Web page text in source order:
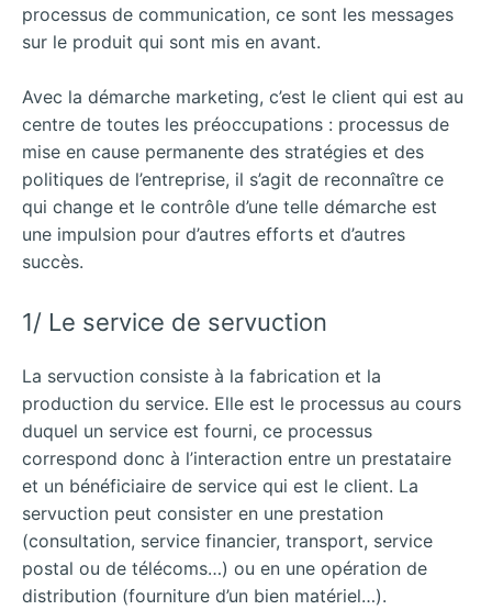
processus de communication, ce sont les messages
sur le produit qui sont mis en avant.
Avec la démarche marketing, c’est le client qui est au
centre de toutes les préoccupations : processus de
mise en cause permanente des stratégies et des
politiques de l’entreprise, il s’agit de reconnaître ce
qui change et le contrôle d’une telle démarche est
une impulsion pour d’autres efforts et d’autres
succès.
1/ Le service de servuction
La servuction consiste à la fabrication et la
production du service. Elle est le processus au cours
duquel un service est fourni, ce processus
correspond donc à l’interaction entre un prestataire
et un bénéficiaire de service qui est le client. La
servuction peut consister en une prestation
(consultation, service financier, transport, service
postal ou de télécoms…) ou en une opération de
distribution (fourniture d’un bien matériel…).